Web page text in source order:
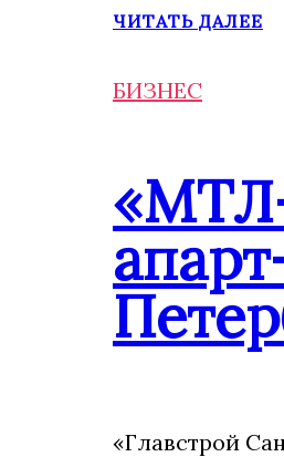
ЧИТАТЬ ДАЛЕЕ
БИЗНЕС
«Главстрой